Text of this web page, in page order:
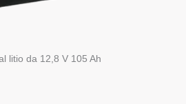
litio da 12,8 V 105 Ah